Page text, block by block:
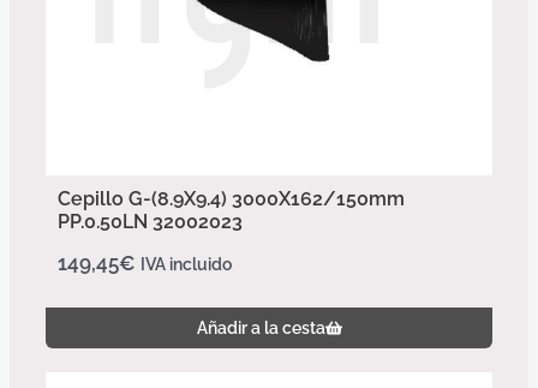
Cepillo G-(8.9X9.4) 3000X162/150mm
PP.0.50LN 32002023
149,45€ IVA incluido
Añadir a la cesta